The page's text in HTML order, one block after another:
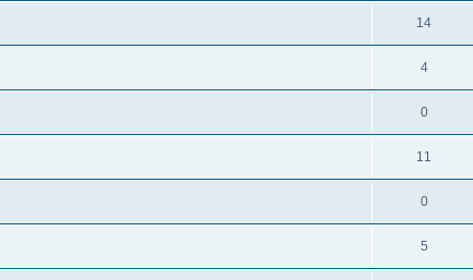
14
4
0
11
0
5